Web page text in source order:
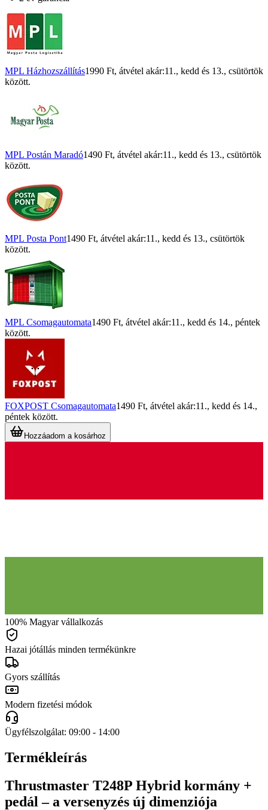
MPL Házhozszállítás1990 Ft, átvétel akár:11., kedd és 13., csütörtök
között.
MPL Postán Maradó1490 Ft, átvétel akár:11., kedd és 13., csütörtök
között.
MPL Posta Pont1490 Ft, átvétel akár:11., kedd és 13., csütörtök
között.
MPL Csomagautomata1490 Ft, átvétel akár:11., kedd és 14., péntek
között.
FOXPOST Csomagautomata1490 Ft, átvétel akár:11., kedd és 14.,
péntek között.
Hozzáadom a kosárhoz
100% Magyar vállalkozás
Hazai jótállás minden termékünkre
Gyors szállítás
Modern fizetési módok
Ügyfélszolgálat: 09:00 - 14:00
Termékleírás
Thrustmaster T248P Hybrid kormány +
pedál – a versenyzés új dimenziója